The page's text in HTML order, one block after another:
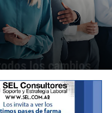
los cambios